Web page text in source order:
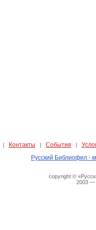
| Контакты | События |
Русский Библиофил -
copyright ©
2003 —